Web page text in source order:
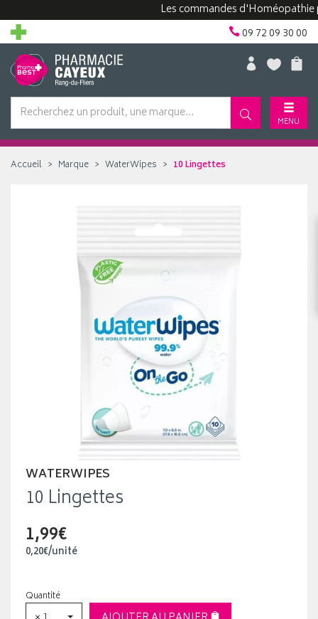
Les commandes d'Homéopathie
09 72 09 30 00
MENU
Accueil Marque WaterWipes 10 Lingettes
WATERWIPES
10 Lingettes
1,99€
0,20€/unité
Quantité